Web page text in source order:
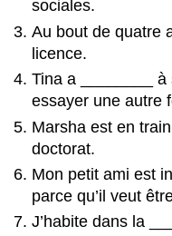
sociales.
Au bout de quatre
licence.
Tina a
à
essayer une autre
Marsha est en
doctorat.
Mon petit ami est
parce qu’il veut
J’habite dans la